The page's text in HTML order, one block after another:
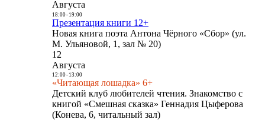
Августа
18:00- 19:00
Презентация книги 12+
Новая книга поэта Антона Чёрного «Сбор» (ул.
М. Ульяновой, 1, зал № 20)
12
Августа
12:00- 13:00
«Читающая лошадка» 6+
Детский клуб любителей чтения. Знакомство с
книгой «Смешная сказка» Геннадия Цыферова
(Конева, 6, читальный зал)